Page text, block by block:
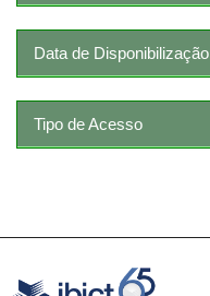
Data de Disponibilização
Tipo de Acesso